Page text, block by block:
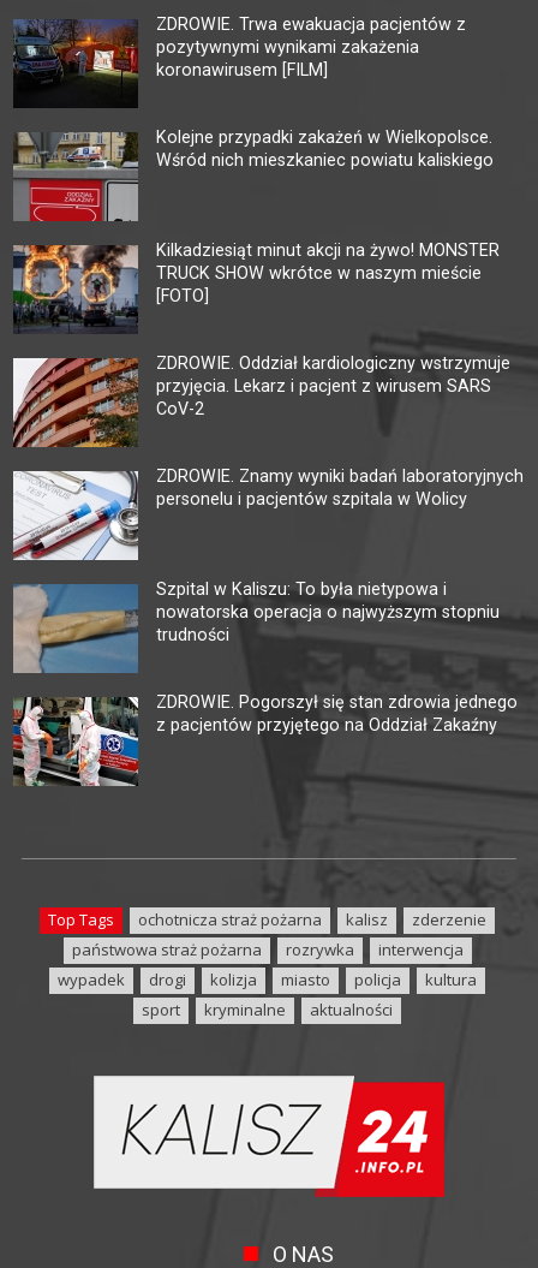
ZDROWIE. Trwa ewakuacja pacjentów z
pozytywnymi wynikami zakażenia
koronawirusem [FILM]
Kolejne przypadki zakażeń w Wielkopolsce.
Wśród nich mieszkaniec powiatu kaliskiego
Kilkadziesiąt minut akcji na żywo! MONSTER
TRUCK SHOW wkrótce w naszym mieście
[FOTO]
ZDROWIE. Oddział kardiologiczny wstrzymuje
przyjęcia. Lekarz i pacjent z wirusem SARS
CoV-2
ZDROWIE. Znamy wyniki badań laboratoryjnych
personelu i pacjentów szpitala w Wolicy
Szpital w Kaliszu: To była nietypowa i
nowatorska operacja o najwyższym stopniu
trudności
ZDROWIE. Pogorszył się stan zdrowia jednego
z pacjentów przyjętego na Oddział Zakaźny
Top Tags ochotnicza straż pożarna kalisz
zderzenie
państwowa straż pożarna
rozrywka
interwencja
wypadek
drogi kolizja miasto policja
kultura
sport
kryminalne aktualności
O NAS